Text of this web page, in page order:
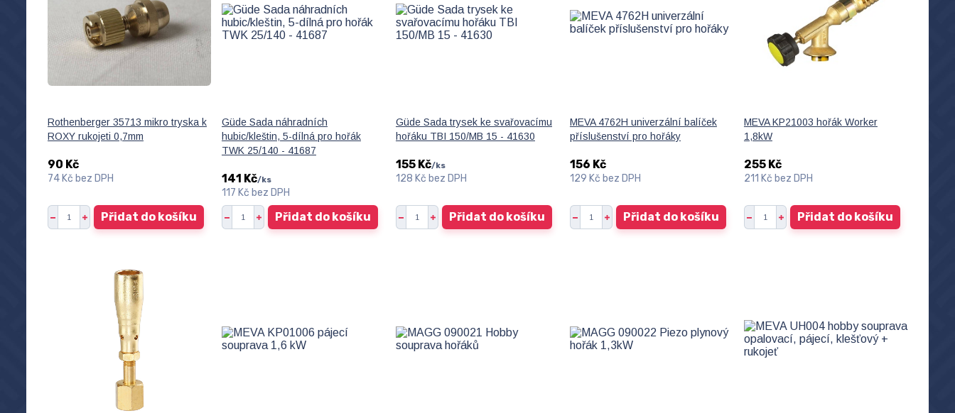
Rothenberger 35713 mikro tryska k
ROXY rukojeti 0,7mm
90 Kč
74 Kč bez DPH
Přidat do košíku
Güde Sada náhradních
hubic/kleštin, 5-dílná pro hořák
TWK 25/140 - 41687
141 Kč/ks
117 Kč bez DPH
Přidat do košíku
Güde Sada trysek ke svařovacímu
hořáku TBI 150/MB 15 - 41630
155 Kč/ks
128 Kč bez DPH
Přidat do košíku
MEVA 4762H univerzální balíček
příslušenství pro hořáky
156 Kč
129 Kč bez DPH
Přidat do košíku
MEVA KP21003 hořák Worker
1,8kW
255 Kč
211 Kč bez DPH
Přidat do košíku